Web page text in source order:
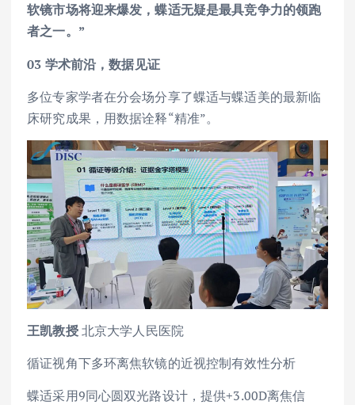
软镜市场将迎来爆发，蝶适无疑是最具竞争力的领跑
者之一。”
03 学术前沿，数据见证
多位专家学者在分会场分享了蝶适与蝶适美的最新临
床研究成果，用数据诠释“精准”。
王凯教授北京大学人民医院
循证视角下多环离焦软镜的近视控制有效性分析
蝶适采用9同心圆双光路设计，提供+3.00D离焦信